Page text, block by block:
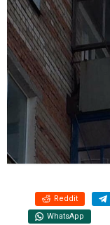
Reddit
WhatsApp